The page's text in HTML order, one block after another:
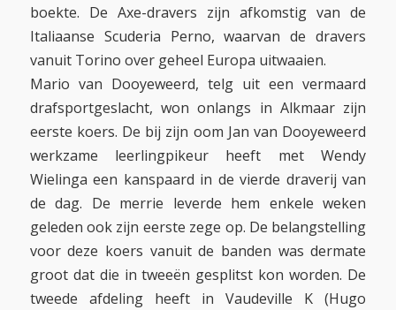
boekte. De Axe-dravers zijn afkomstig van de
Italiaanse Scuderia Perno, waarvan de dravers
vanuit Torino over geheel Europa uitwaaien.
Mario van Dooyeweerd, telg uit een vermaard
drafsportgeslacht, won onlangs in Alkmaar zijn
eerste koers. De bij zijn oom Jan van Dooyeweerd
werkzame leerlingpikeur heeft met Wendy
Wielinga een kanspaard in de vierde draverij van
de dag. De merrie leverde hem enkele weken
geleden ook zijn eerste zege op. De belangstelling
voor deze koers vanuit de banden was dermate
groot dat die in tweeën gesplitst kon worden. De
tweede afdeling heeft in Vaudeville K (Hugo